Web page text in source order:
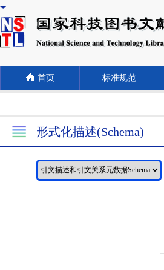
首页 标准规范
形式化描述(Schema)